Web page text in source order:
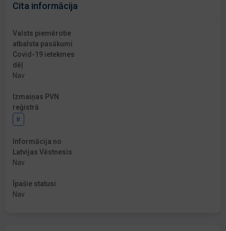
Cita informācija
Valsts piemērotie
atbalsta pasākumi
Covid-19 ietekmes
dēļ
Nav
Izmaiņas PVN
reģistrā
Ir
Informācija no
Latvijas Vēstnesis
Nav
Īpašie statusi
Nav